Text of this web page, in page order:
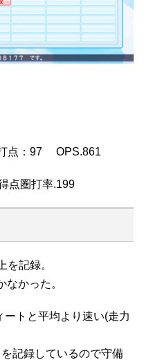
点：97 OPS.861
点圏打率.199
を記録。
かった。
トと平均より速い(走力
記録しているので守備